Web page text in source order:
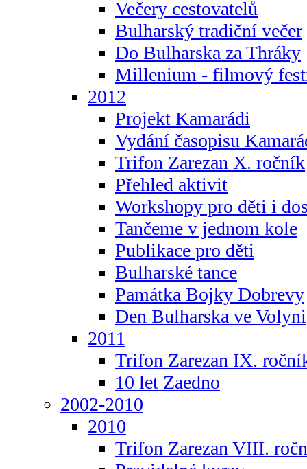
Večery cestovatelů
Bulharský tradiční večer
Do Bulharska za Thráky
Millenium - filmový
2012
Projekt Kamarádi
Vydání časopisu
Trifon Zarezan X. ročník
Přehled aktivit
Workshopy pro děti i
Tančeme v jednom kole
Publikace pro děti
Bulharské tance
Památka Bojky Dobrevy
Den Bulharska ve Volyni
2011
Trifon Zarezan IX.
10 let Zaedno
2002-2010
2010
Trifon Zarezan VIII.